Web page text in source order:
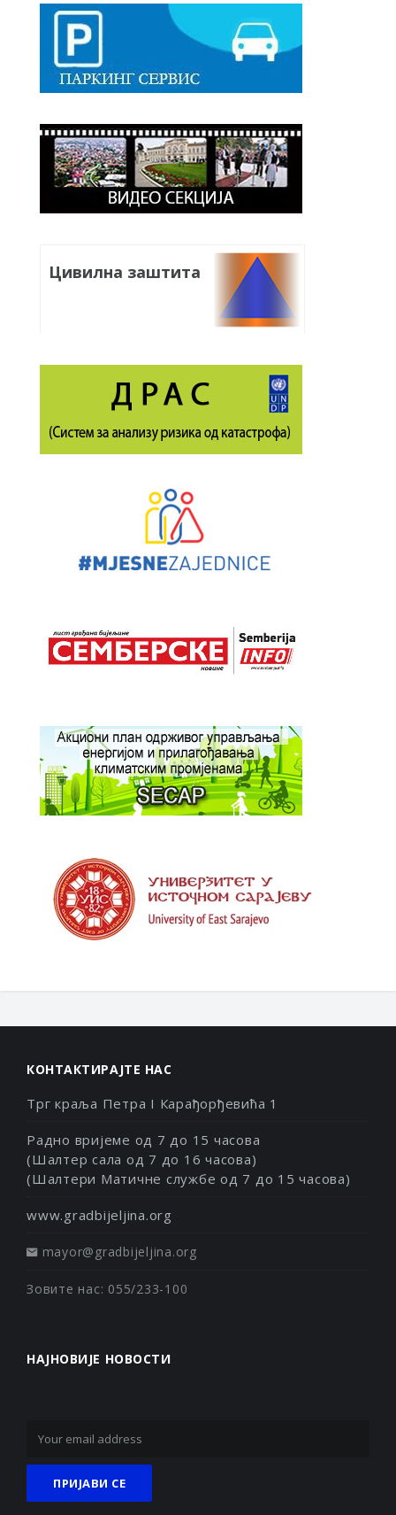
Цивилна заштита
КОНТАКТИРАЈТЕ НАС
Трг краља Петра I Карађорђевића 1
Радно вријеме од 7 до 15 часова
(Шалтер сала од 7 до 16 часова)
(Шалтери Матичне службе од 7 до 15 часова)
www.gradbijeljina.org
mayor@gradbijeljina.org
Зовите нас: 055/233-100
НАЈНОВИЈЕ НОВОСТИ